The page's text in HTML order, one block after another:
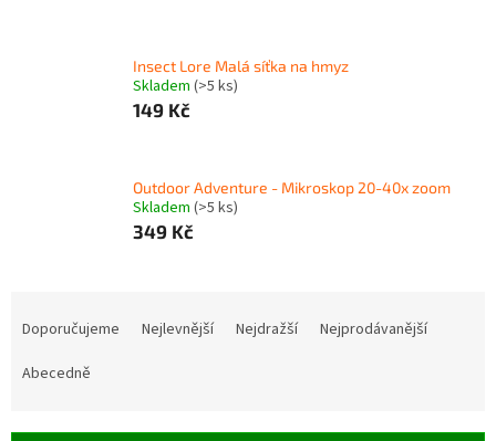
Insect Lore Malá síťka na hmyz
Skladem (>5 ks)
149 Kč
Outdoor Adventure - Mikroskop 20-40x zoom
Skladem (>5 ks)
349 Kč
Doporučujeme Nejlevnější Nejdražší
Nejprodávanější
Abecedně